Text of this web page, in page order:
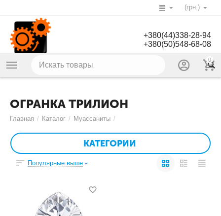
(грн.)
+380(44)338-28-94
+380(50)548-68-08
0
ОГРАНКА ТРИЛИОН
Главная / Каталог / Муассаниты /
КАТЕГОРИИ
Популярные выше